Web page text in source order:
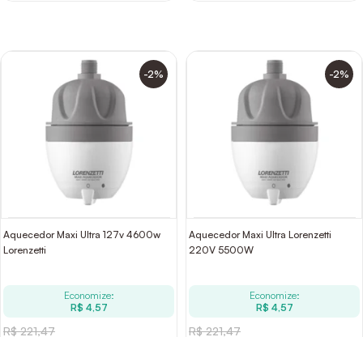
-2%
Aquecedor Maxi Ultra 127v 4600w
Lorenzetti
Economize:
R$ 4,57
R$ 221,47
-2%
Aquecedor Maxi Ultra Lorenzetti
220V 5500W
Economize:
R$ 4,57
R$ 221,47